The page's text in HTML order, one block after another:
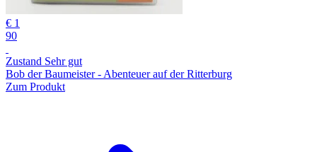
€ 1
90
Zustand Sehr gut
Bob der Baumeister - Abenteuer auf der Ritterburg
Zum Produkt